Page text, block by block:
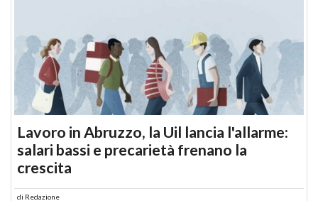
Lavoro in Abruzzo, la Uil lancia l'allarme:
salari bassi e precarietà frenano la
crescita
di Redazione